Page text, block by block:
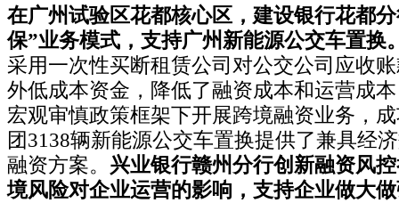
在广州试验区花都核心区，建设银行花都
保”业务模式，支持广州新能源公交车置换
采用一次性买断租赁公司对公交公司应收
外低成本资金，降低了融资成本和运营成
宏观审慎政策框架下开展跨境融资业务，
团3138辆新能源公交车置换提供了兼具经
融资方案。 兴业银行赣州分行创新融资风
境风险对企业运营的影响，支持企业做大